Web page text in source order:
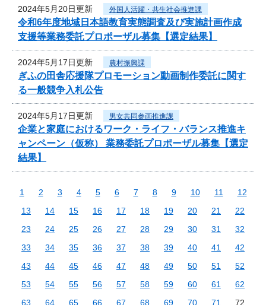
2024年5月20日更新 外国人活躍・共生社会推進課
令和6年度地域日本語教育実態調査及び実施計画作成
支援等業務委託プロポーザル募集【選定結果】
2024年5月17日更新 農村振興課
ぎふの田舎応援隊プロモーション動画制作委託に関す
る一般競争入札公告
2024年5月17日更新 男女共同参画推進課
企業と家庭におけるワーク・ライフ・バランス推進キ
ャンペーン（仮称） 業務委託プロポーザル募集【選定
結果】
1 2 3 4 5 6 7 8 9 10 11
12
13
14 15 16 17 18 19 20 21
22
23
24 25 26 27 28 29 30 31
32
33
34 35 36 37 38 39 40 41
42
43
44 45 46 47 48 49 50 51
52
53
54 55 56 57 58 59 60 61
62
63
64 65 66 67 68 69 70 71
72